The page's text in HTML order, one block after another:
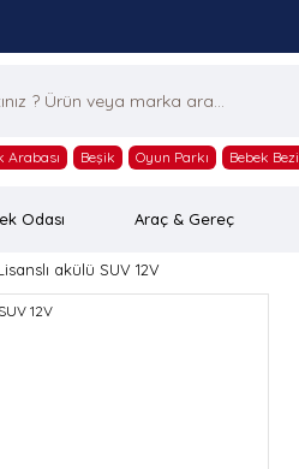
Arabası Beşik Oyun Parkı Bebek Bezi
Odası Araç & Gereç
akülü SUV 12V